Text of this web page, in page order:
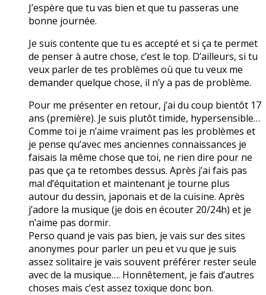
J’espère que tu vas bien et que tu passeras une
bonne journée.
Je suis contente que tu es accepté et si ça te permet
de penser à autre chose, c’est le top. D’ailleurs, si tu
veux parler de tes problèmes où que tu veux me
demander quelque chose, il n’y a pas de problème.
Pour me présenter en retour, j’ai du coup bientôt 17
ans (première). Je suis plutôt timide, hypersensible…
Comme toi je n’aime vraiment pas les problèmes et
je pense qu’avec mes anciennes connaissances je
faisais la même chose que toi, ne rien dire pour ne
pas que ça te retombes dessus. Après j’ai fais pas
mal d’équitation et maintenant je tourne plus
autour du dessin, japonais et de la cuisine. Après
j’adore la musique (je dois en écouter 20/24h) et je
n’aime pas dormir.
Perso quand je vais pas bien, je vais sur des sites
anonymes pour parler un peu et vu que je suis
assez solitaire je vais souvent préférer rester seule
avec de la musique…. Honnêtement, je fais d’autres
choses mais c’est assez toxique donc bon.